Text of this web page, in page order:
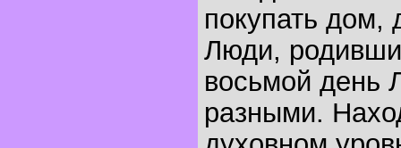
покупать дом,
Люди,
восьмой день
разными.